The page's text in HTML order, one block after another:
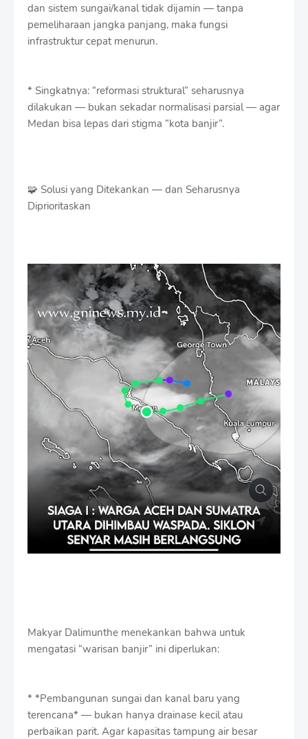
dan sistem sungai/kanal tidak dijamin — tanpa
pemeliharaan jangka panjang, maka fungsi
infrastruktur cepat menurun.
* Singkatnya: “reformasi struktural” seharusnya
dilakukan — bukan sekadar normalisasi parsial — agar
Medan bisa lepas dari stigma “kota banjir”.
🧩 Solusi yang Ditekankan — dan Seharusnya
Diprioritaskan
Makyar Dalimunthe menekankan bahwa untuk
mengatasi “warisan banjir” ini diperlukan:
* *Pembangunan sungai dan kanal baru yang
terencana* — bukan hanya drainase kecil atau
perbaikan parit. Agar kapasitas tampung air besar